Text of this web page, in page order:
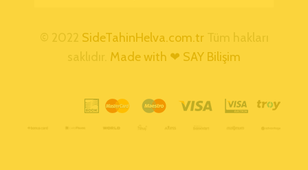
© 2022 SideTahinHelva.com.tr Tüm hakları
saklıdır. Made with ❤ SAY Bilişim